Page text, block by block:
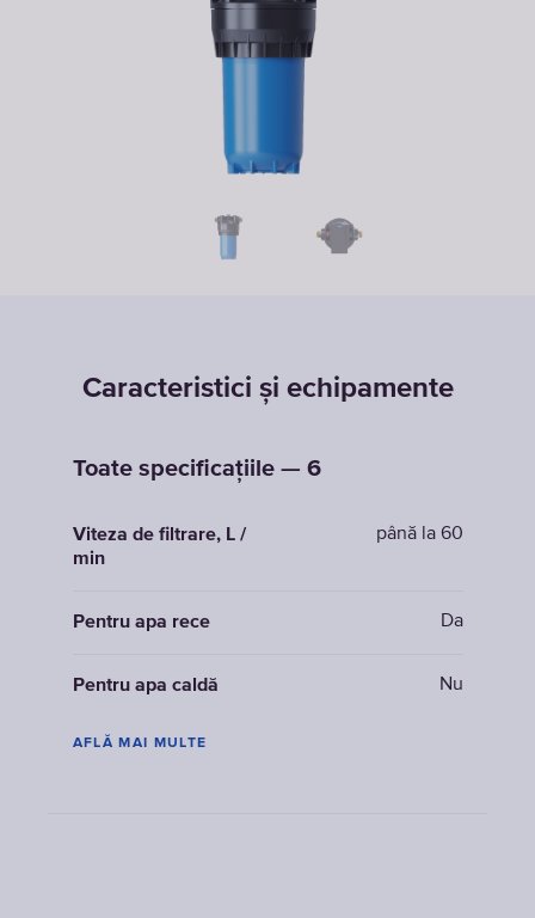
Caracteristici și echipamente
Toate specificațiile — 6
Viteza de filtrare, L /
min
până la 60
Pentru apa rece Da
Pentru apa caldă Nu
AFLĂ MAI MULTE